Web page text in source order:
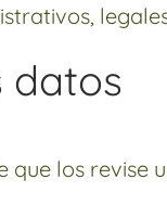
datos
que los revise